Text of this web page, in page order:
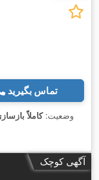
تماس بگیرید
وضعیت:کاملاً
آگهی کوچک